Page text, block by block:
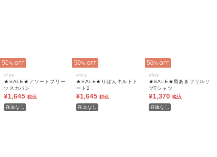
50% OFF
algy
★SALE★アソートプリー
ツスカパン
¥1,645 税込
在庫なし
50% OFF
algy
★SALE★りぼんキルトト
ート2
¥1,645 税込
在庫なし
50% OFF
algy
★SALE★肩あきフリルリ
ブTシャツ
¥1,370 税込
在庫なし